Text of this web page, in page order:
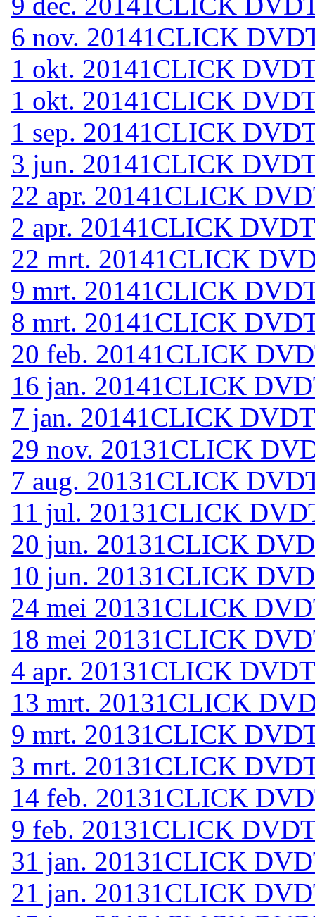
6 nov. 20141CLICK
1 okt. 20141CLICK
1 okt. 20141CLICK
1 sep. 20141CLICK
3 jun. 20141CLICK
22 apr. 20141CLICK
2 apr. 20141CLICK
22 mrt. 20141CLICK
9 mrt. 20141CLICK
8 mrt. 20141CLICK
20 feb. 20141CLICK
16 jan. 20141CLICK
7 jan. 20141CLICK
29 nov. 20131CLICK
7 aug. 20131CLICK
11 jul. 20131CLICK
20 jun. 20131CLICK
10 jun. 20131CLICK
24 mei 20131CLICK
18 mei 20131CLICK
4 apr. 20131CLICK
13 mrt. 20131CLICK
9 mrt. 20131CLICK
3 mrt. 20131CLICK
14 feb. 20131CLICK
9 feb. 20131CLICK
31 jan. 20131CLICK
21 jan. 20131CLICK